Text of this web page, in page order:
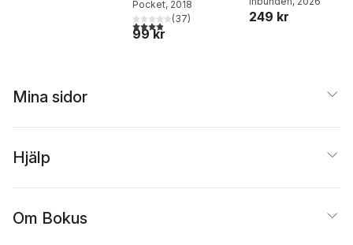
Pocket, 2018
3,9utav 5 stjärnor. Totalt antal röster:
(37)
99 kr
249 kr
Mina sidor
Hjälp
Om Bokus